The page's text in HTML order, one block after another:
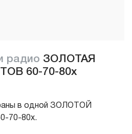
радио ЗОЛОТАЯ
60-70-80х
в одной ЗОЛОТОЙ
70-80х.